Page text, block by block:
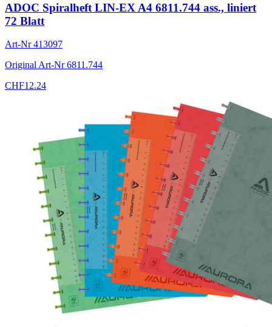
ADOC Spiralheft LIN-EX A4 6811.744 ass., liniert
72 Blatt
Art-Nr413097
Original Art-Nr6811.744
CHF12.24